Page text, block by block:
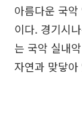
아름다운 국
이다. 경기시
는 국악 실내
자연과 맞닿